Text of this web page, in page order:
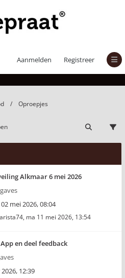
Aanmelden Registreer
Oproepjes
Alkmaar 6 mei 2026
mei 2026, 08:04
, ma 11 mei 2026, 13:54
en deel feedback
12:39